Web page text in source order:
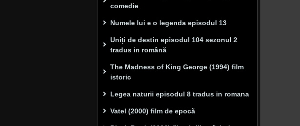
comedie
Numele lui e o legenda episodul 13
Uniți de destin episodul 104 sezonul 2
tradus in română
The Madness of King George (1994) film
istoric
Legea naturii episodul 8 tradus in romana
Vatel (2000) film de epocă